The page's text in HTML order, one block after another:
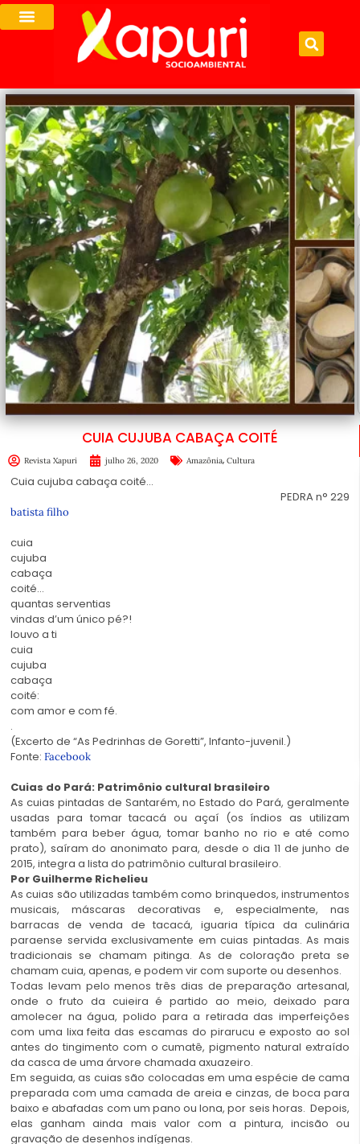
CUIA CUJUBA CABAÇA COITÉ
Revista Xapuri julho 26, 2020 Amazônia, Cultura
Cuia cujuba cabaça coité…
PEDRA n° 229
batista filho
cuia
cujuba
cabaça
coité…
quantas serventias
vindas d’um único pé?!
louvo a ti
cuia
cujuba
cabaça
coité:
com amor e com fé.
.
(Excerto de “As Pedrinhas de Goretti”, Infanto-juvenil.)
Fonte: Facebook
Cuias do Pará: Patrimônio cultural brasileiro
As cuias pintadas de Santarém, no Estado do Pará, geralmente
usadas para tomar tacacá ou açaí (os índios as utilizam
também para beber água, tomar banho no rio e até como
prato), saíram do anonimato para, desde o dia 11 de junho de
2015, integra a lista do patrimônio cultural brasileiro.
Por Guilherme Richelieu
As cuias são utilizadas também como brinquedos, instrumentos
musicais, máscaras decorativas e, especialmente, nas
barracas de venda de tacacá, iguaria típica da culinária
paraense servida exclusivamente em cuias pintadas. As mais
tradicionais se chamam pitinga. As de coloração preta se
chamam cuia, apenas, e podem vir com suporte ou desenhos.
Todas levam pelo menos três dias de preparação artesanal,
onde o fruto da cuieira é partido ao meio, deixado para
amolecer na água, polido para a retirada das imperfeições
com uma lixa feita das escamas do pirarucu e exposto ao sol
antes do tingimento com o cumatê, pigmento natural extraído
da casca de uma árvore chamada axuazeiro.
Em seguida, as cuias são colocadas em uma espécie de cama
preparada com uma camada de areia e cinzas, de boca para
baixo e abafadas com um pano ou lona, por seis horas. Depois,
elas ganham ainda mais valor com a pintura, incisão ou
gravação de desenhos indígenas.